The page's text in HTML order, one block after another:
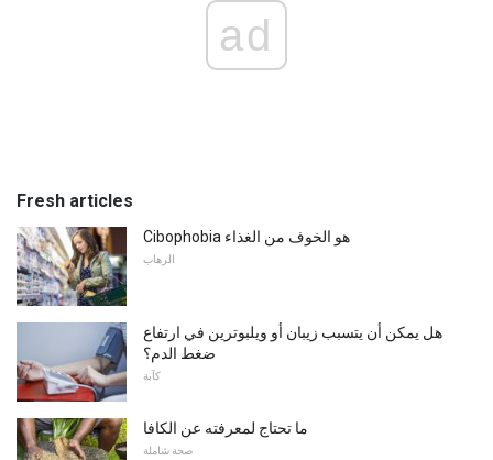
ad
Fresh articles
Cibophobia هو الخوف من الغذاء
الرهاب
هل يمكن أن يتسبب زيبان أو ويلبوترين في ارتفاع
ضغط الدم؟
كآبة
ما تحتاج لمعرفته عن الكافا
صحة شاملة